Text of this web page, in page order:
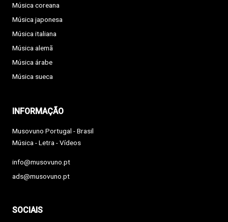
Música coreana
Música japonesa
Música italiana
Música alemã
Música árabe
Música sueca
INFORMAÇÃO
Musovuno Portugal - Brasil
Música - Letra - Vídeos
info@musovuno.pt
ads@musovuno.pt
SOCIAIS